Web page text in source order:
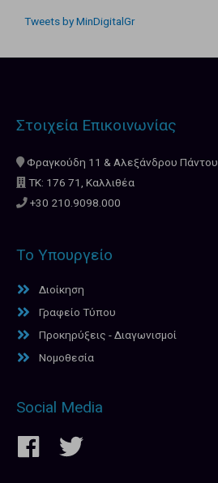
Tweets by MinDigitalGr
Στοιχεία Επικοινωνίας
Φραγκούδη 11 & Αλεξάνδρου Πάντου
ΤΚ: 176 71, Καλλιθέα
+30 210.9098.000
Το Υπουργείο
Διοίκηση
Γραφείο Τύπου
Προκηρύξεις - Διαγωνισμοί
Νομοθεσία
Social Media